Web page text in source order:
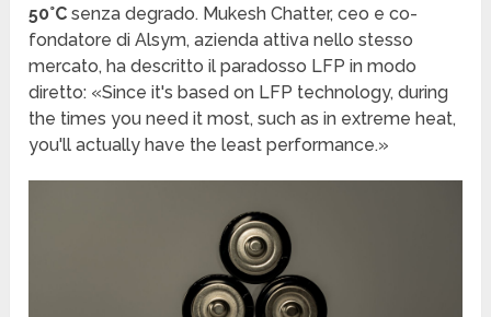
50°C senza degrado. Mukesh Chatter, ceo e co-
fondatore di Alsym, azienda attiva nello stesso
mercato, ha descritto il paradosso LFP in modo
diretto: «Since it's based on LFP technology, during
the times you need it most, such as in extreme heat,
you'll actually have the least performance.»